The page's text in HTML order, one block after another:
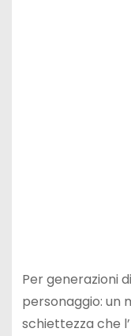
Per generazioni
personaggio: un
schiettezza che